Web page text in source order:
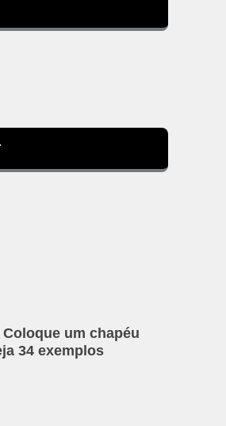
um chapéu
34 exemplos